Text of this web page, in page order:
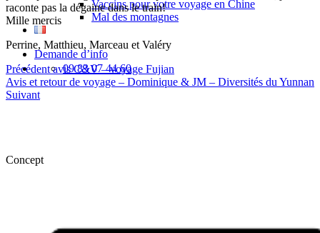
Vaccins pour votre voyage en Chine
Mal des montagnes
Demande d’info
09 83 07 44 60
raconte pas la dégaine dans le train!
Mille mercis
Perrine, Matthieu, Marceau et Valéry
Précédentavis C&V – voyage Fujian
Avis et retour de voyage – Dominique & JM – Diversités du Yunnan
Suivant
Concept